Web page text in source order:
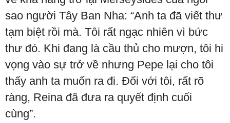
sao người Tây Ban Nha: “Anh ta đã viết thư
tạm biệt rồi mà. Tôi rất ngạc nhiên vì bức
thư đó. Khi đang là cầu thủ cho mượn, tôi hi
vọng vào sự trở về nhưng Pepe lại cho tôi
thấy anh ta muốn ra đi. Đối với tôi, rất rõ
ràng, Reina đã đưa ra quyết định cuối
cùng”.